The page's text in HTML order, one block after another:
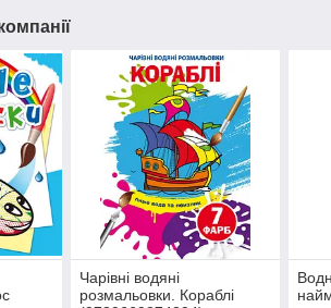
Чарівні водяні
розмальовки. Кораблі